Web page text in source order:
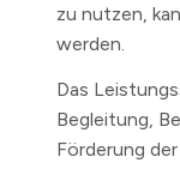
zu nutzen,
werden.
Das
Begleitung,
Förderung